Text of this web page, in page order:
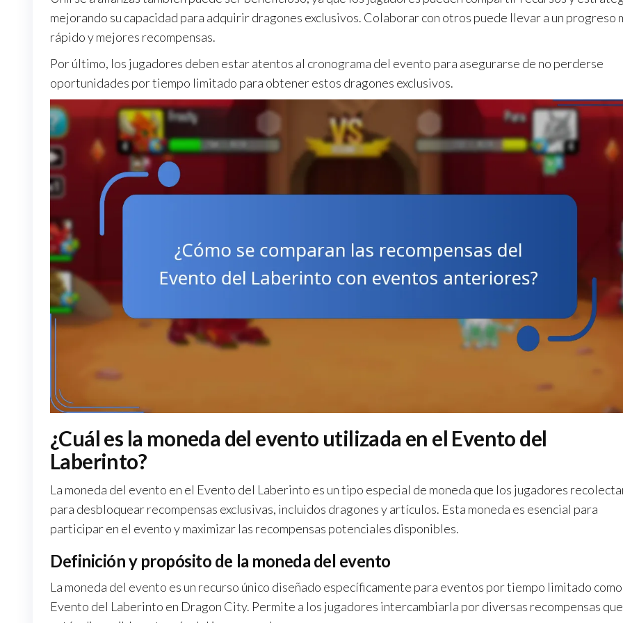
mejorando su capacidad para adquirir dragones exclusivos. Colaborar con otros puede llevar a un progreso
rápido y mejores recompensas.
Por último, los jugadores deben estar atentos al cronograma del evento para asegurarse de no perderse
oportunidades por tiempo limitado para obtener estos dragones exclusivos.
¿Cuál es la moneda del evento utilizada en el Evento del
Laberinto?
La moneda del evento en el Evento del Laberinto es un tipo especial de moneda que los jugadores
para desbloquear recompensas exclusivas, incluidos dragones y artículos. Esta moneda es esencial para
participar en el evento y maximizar las recompensas potenciales disponibles.
Definición y propósito de la moneda del evento
La moneda del evento es un recurso único diseñado específicamente para eventos por tiempo limitado
Evento del Laberinto en Dragon City. Permite a los jugadores intercambiarla por diversas recompensas